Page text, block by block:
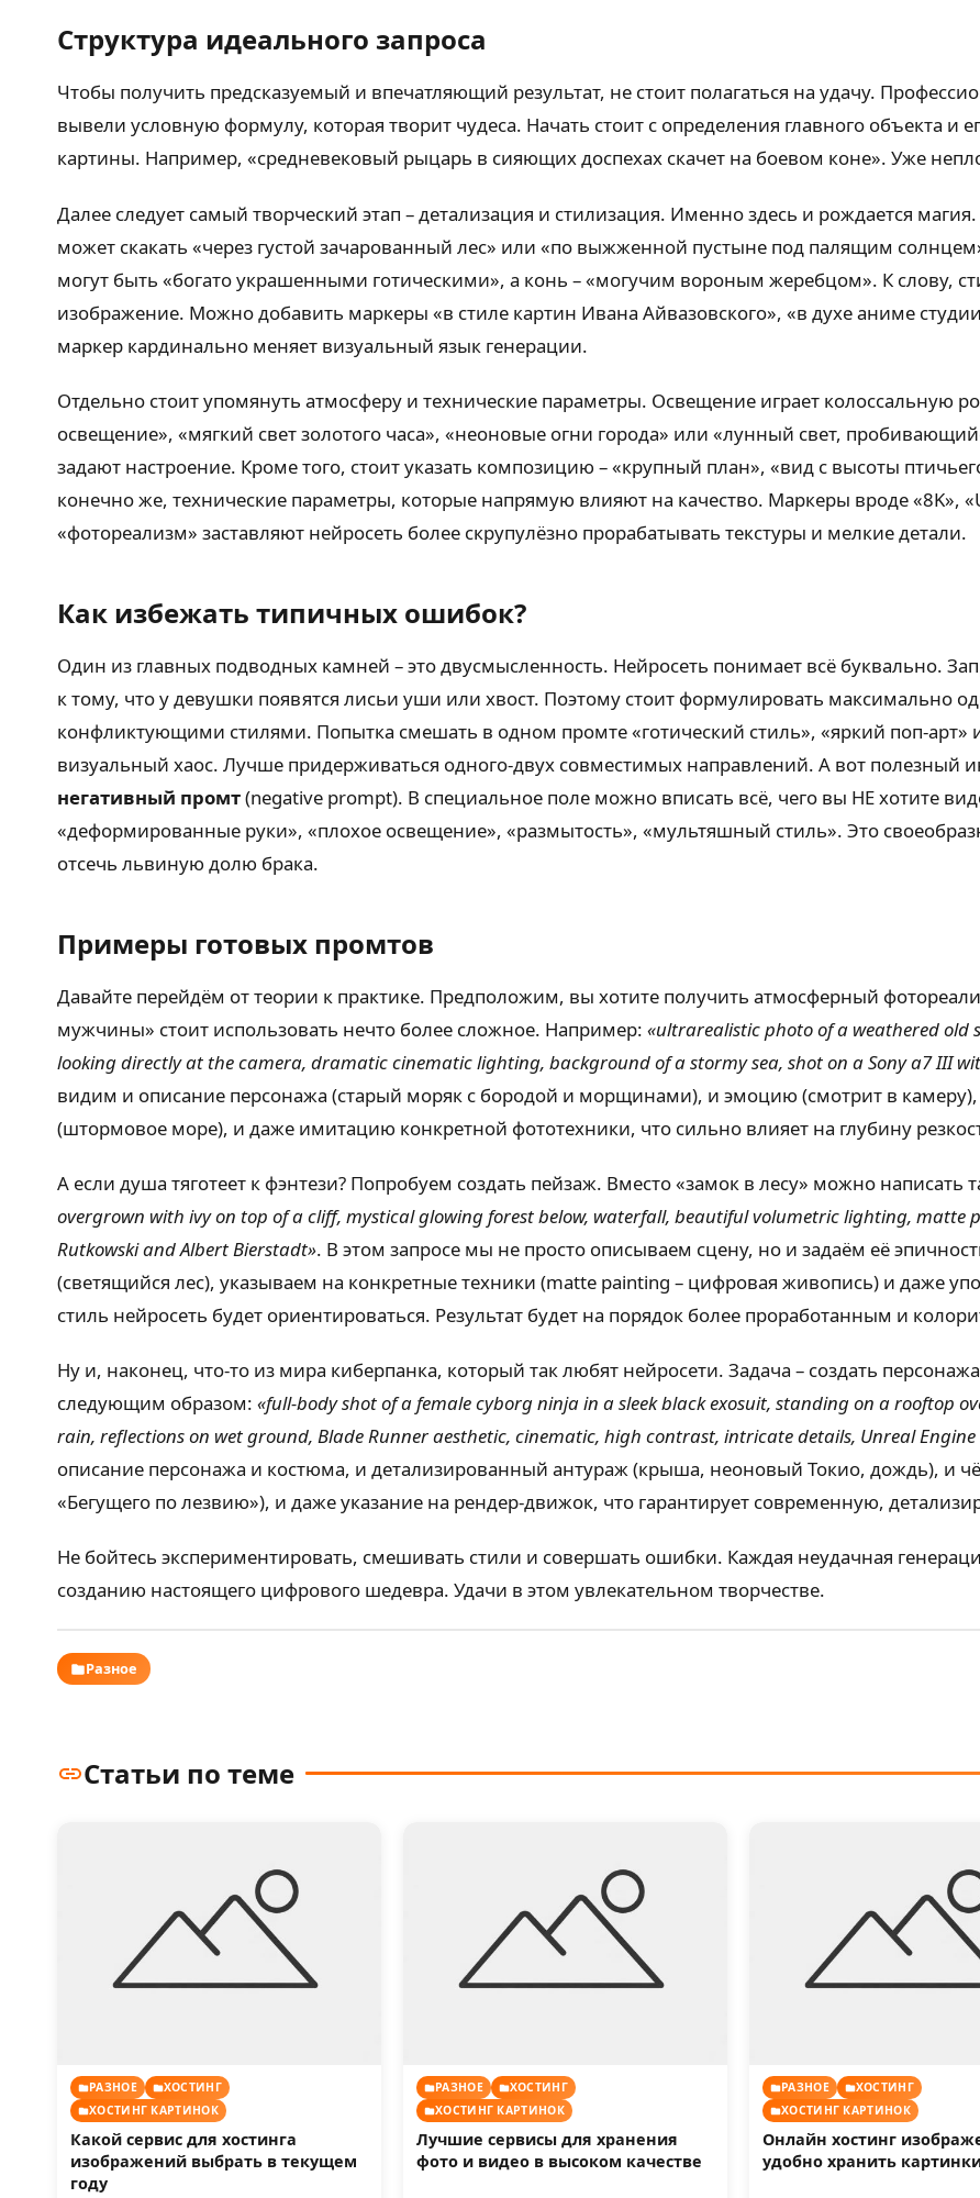
Структура идеального запроса
Чтобы получить предсказуемый и впечатляющий результат, не стоит полагаться на удачу.
вывели условную формулу, которая творит чудеса. Начать стоит с определения главного объекта и
картины. Например, «средневековый рыцарь в сияющих доспехах скачет на боевом коне». Уже
Далее следует самый творческий этап – детализация и стилизация. Именно здесь и рождается
может скакать «через густой зачарованный лес» или «по выжженной пустыне под палящим
могут быть «богато украшенными готическими», а конь – «могучим вороным жеребцом». К слову,
изображение. Можно добавить маркеры «в стиле картин Ивана Айвазовского», «в духе аниме
маркер кардинально меняет визуальный язык генерации.
Отдельно стоит упомянуть атмосферу и технические параметры. Освещение играет колоссальную
освещение», «мягкий свет золотого часа», «неоновые огни города» или «лунный свет,
задают настроение. Кроме того, стоит указать композицию – «крупный план», «вид с высоты
конечно же, технические параметры, которые напрямую влияют на качество. Маркеры вроде «8K»,
«фотореализм» заставляют нейросеть более скрупулёзно прорабатывать текстуры и мелкие детали.
Как избежать типичных ошибок?
Один из главных подводных камней – это двусмысленность. Нейросеть понимает всё буквально.
к тому, что у девушки появятся лисьи уши или хвост. Поэтому стоит формулировать максимально
конфликтующими стилями. Попытка смешать в одном промте «готический стиль», «яркий поп-арт»
визуальный хаос. Лучше придерживаться одного-двух совместимых направлений. А вот полезный
негативный промт(negative prompt). В специальное поле можно вписать всё, чего вы НЕ хотите
«деформированные руки», «плохое освещение», «размытость», «мультяшный стиль». Это
отсечь львиную долю брака.
Примеры готовых промтов
Давайте перейдём от теории к практике. Предположим, вы хотите получить атмосферный
мужчины» стоит использовать нечто более сложное. Например: «ultrarealistic photo of a weathered old
looking directly at the camera, dramatic cinematic lighting, background of a stormy sea, shot on a Sony a7 III
видим и описание персонажа (старый моряк с бородой и морщинами), и эмоцию (смотрит в
(штормовое море), и даже имитацию конкретной фототехники, что сильно влияет на глубину
А если душа тяготеет к фэнтези? Попробуем создать пейзаж. Вместо «замок в лесу» можно написать
overgrown with ivy on top of a cliff, mystical glowing forest below, waterfall, beautiful volumetric lighting, matte
Rutkowski and Albert Bierstadt». В этом запросе мы не просто описываем сцену, но и задаём её
(светящийся лес), указываем на конкретные техники (matte painting – цифровая живопись) и даже
стиль нейросеть будет ориентироваться. Результат будет на порядок более проработанным и
Ну и, наконец, что-то из мира киберпанка, который так любят нейросети. Задача – создать
следующим образом: «full-body shot of a female cyborg ninja in a sleek black exosuit, standing on a rooftop
rain, reflections on wet ground, Blade Runner aesthetic, cinematic, high contrast, intricate details, Unreal Engine
описание персонажа и костюма, и детализированный антураж (крыша, неоновый Токио, дождь), и
«Бегущего по лезвию»), и даже указание на рендер-движок, что гарантирует современную,
Не бойтесь экспериментировать, смешивать стили и совершать ошибки. Каждая неудачная
созданию настоящего цифрового шедевра. Удачи в этом увлекательном творчестве.
Разное
Статьи по теме
РАЗНОЕ
ХОСТИНГ
ХОСТИНГ КАРТИНОК
Какой сервис для хостинга
изображений выбрать в текущем
году
РАЗНОЕ
ХОСТИНГ
ХОСТИНГ КАРТИНОК
Лучшие сервисы для хранения
фото и видео в высоком качестве
РАЗНОЕ
ХОСТИНГ
ХОСТИНГ КАРТИНОК
Онлайн хостинг
удобно хранить